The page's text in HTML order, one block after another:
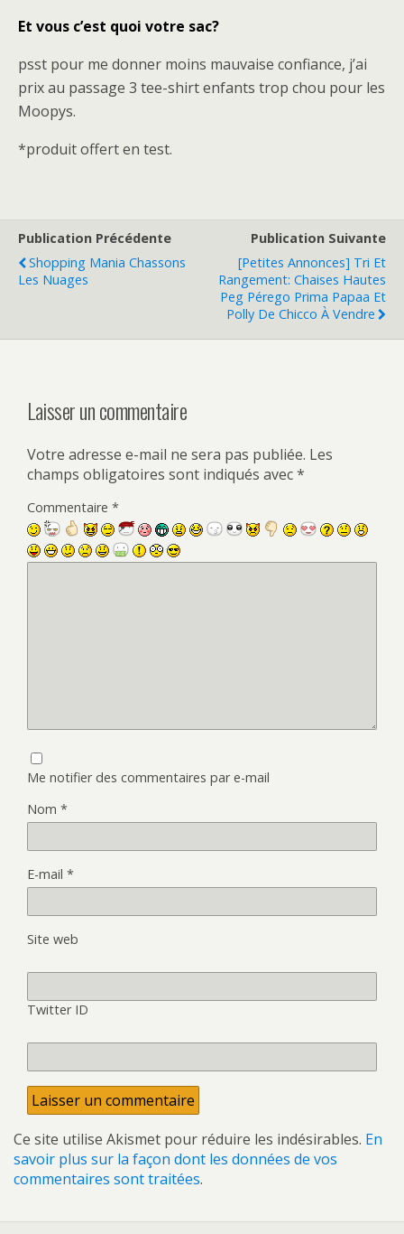
Et vous c’est quoi votre sac?
psst pour me donner moins mauvaise confiance, j’ai
prix au passage 3 tee-shirt enfants trop chou pour les
Moopys.
*produit offert en test.
Publication Précédente
Shopping Mania Chassons
Les Nuages
Publication Suivante
[Petites Annonces] Tri Et
Rangement: Chaises Hautes
Peg Pérego Prima Papaa Et
Polly De Chicco À Vendre
Laisser un commentaire
Votre adresse e-mail ne sera pas publiée. Les
champs obligatoires sont indiqués avec*
Commentaire *
Me notifier des commentaires par e-mail
Nom *
E-mail *
Site web
Twitter ID
Ce site utilise Akismet pour réduire les indésirables. En
savoir plus sur la façon dont les données de vos
commentaires sont traitées.